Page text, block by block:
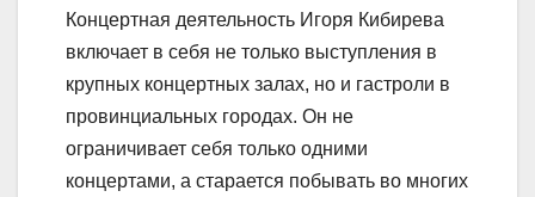
Концертная деятельность Игоря Кибирева
включает в себя не только выступления в
крупных концертных залах, но и гастроли в
провинциальных городах. Он не
ограничивает себя только одними
концертами, а старается побывать во многих